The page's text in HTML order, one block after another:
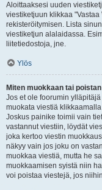
Aloittaaksesi uuden
viestiketjuun klikkaa
rekisteröitymisen. Lista
viestiketjun alalaidassa.
liitetiedostoja, jne.
Ylös
Miten muokkaan tai
Jos et ole foorumin
muokata viestiä
Joskus painike toimii vain
vastannut viestiin, löydät
joka kertoo viestin
näkyy vain jos joku on
muokkaa viestiä, mutta he
muokkaamisen syistä niin
voi poistaa viestejä, jos